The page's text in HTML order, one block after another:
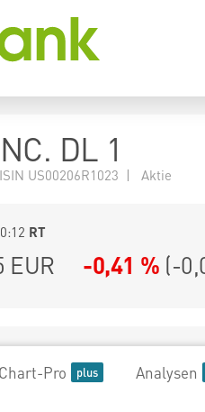
DL 1
US00206R1023 | Aktie
RT
EUR -0,41 % (-
Chart-Pro Analysen